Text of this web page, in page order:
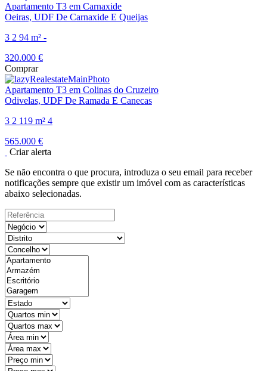
Apartamento T3 em Carnaxide
Oeiras, UDF De Carnaxide E Queijas
3 2 94 m² -
320.000 €
Comprar
Apartamento T3 em Colinas do Cruzeiro
Odivelas, UDF De Ramada E Canecas
3 2 119 m² 4
565.000 €
Criar alerta
Se não encontra o que procura, introduza o seu email para receber
notificações sempre que existir um imóvel com as características
abaixo selecionadas.